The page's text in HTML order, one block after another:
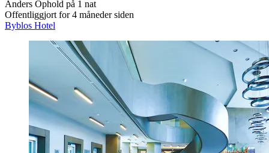
Anders Ophold på 1 nat
Offentliggjort for 4 måneder siden
Byblos Hotel